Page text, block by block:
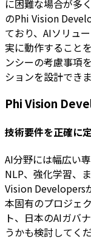
に困難な場合が多
のPhi Vision
ており、AIソリュ
実に動作すること
ンシーの考慮事項
ションを設計できま
Phi Vision
技術要件を正確に
AI分野には幅広い
NLP、強化学習、
Vision Developers
本固有のプロジェ
ト、日本のAIガバ
うかも検討してく